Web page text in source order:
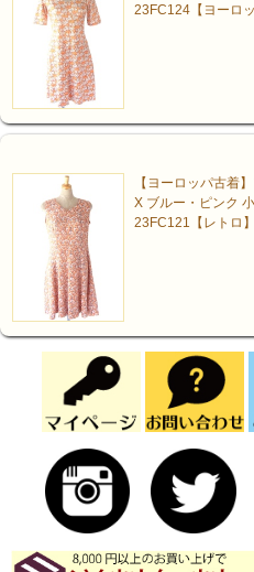
23FC124【ヨーロッ
【ヨーロッパ古着
X ブルー・ピンク
23FC121【レトロ】